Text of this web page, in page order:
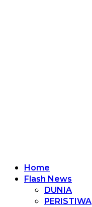
Home
Flash News
DUNIA
PERISTIWA